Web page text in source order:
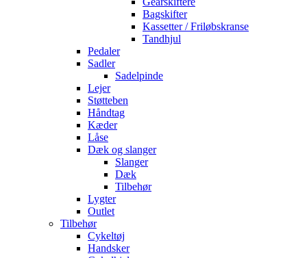
Bagskifter
Kassetter / Friløbskranse
Tandhjul
Pedaler
Sadler
Sadelpinde
Lejer
Støtteben
Håndtag
Kæder
Låse
Dæk og slanger
Slanger
Dæk
Tilbehør
Lygter
Outlet
Tilbehør
Cykeltøj
Handsker